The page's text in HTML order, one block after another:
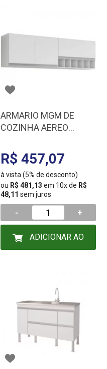
ARMARIO MGM DE
COZINHA AEREO
9951.2
R$ 457,07
à vista (5% de desconto)
ou R$ 481,13 em 10x de R$
48,11 sem juros
- +